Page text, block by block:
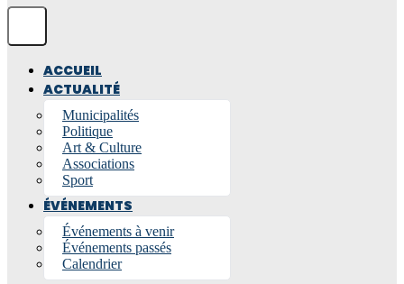
ACCUEIL
ACTUALITÉ
Municipalités
Politique
Art & Culture
Associations
Sport
ÉVÉNEMENTS
Événements à venir
Événements passés
Calendrier